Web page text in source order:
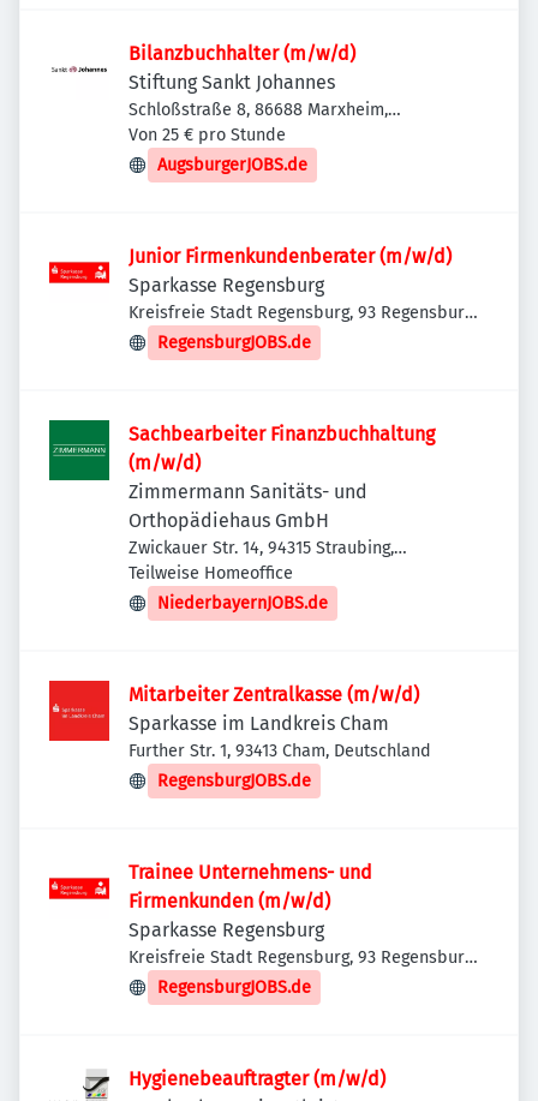
Bilanzbuchhalter (m/w/d)
Stiftung Sankt Johannes
Schloßstraße 8, 86688 Marxheim,
Deutschland
Von 25 € pro Stunde
AugsburgerJOBS.de
Junior Firmenkundenberater (m/w/d)
Sparkasse Regensburg
Kreisfreie Stadt Regensburg, 93 Regensburg,
Deutschland
RegensburgJOBS.de
Sachbearbeiter Finanzbuchhaltung
(m/w/d)
Zimmermann Sanitäts- und
Orthopädiehaus GmbH
Zwickauer Str. 14, 94315 Straubing,
Deutschland
Teilweise Homeoffice
NiederbayernJOBS.de
Mitarbeiter Zentralkasse (m/w/d)
Sparkasse im Landkreis Cham
Further Str. 1, 93413 Cham, Deutschland
RegensburgJOBS.de
Trainee Unternehmens- und
Firmenkunden (m/w/d)
Sparkasse Regensburg
Kreisfreie Stadt Regensburg, 93 Regensburg,
Deutschland
RegensburgJOBS.de
Hygienebeauftragter (m/w/d)